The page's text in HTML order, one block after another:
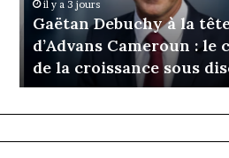
Cameroun
choix
de
sous
il y a 3 jours
Gaëtan Debuchy à la tête
d’Advans Cameroun : le
de la croissance sous